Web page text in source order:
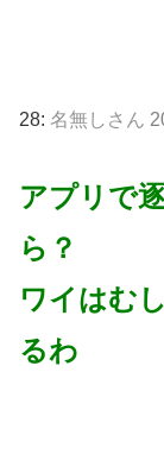
28: 名無しさん
アプリで
ら？
ワイはむ
るわ